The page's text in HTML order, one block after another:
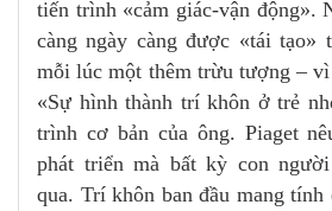
tiến trình «cảm giác-vận động».
càng ngày càng được «tái tạo»
mỗi lúc một thêm trừu tượng – vì
«Sự hình thành trí khôn ở trẻ
trình cơ bản của ông. Piaget
phát triển mà bất kỳ con
qua. Trí khôn ban đầu mang tính